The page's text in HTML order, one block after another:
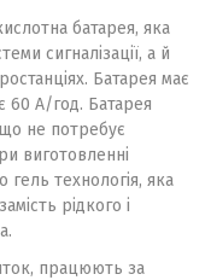
батарея, яка
сигналізації, а й
Батарея має
60 А/год. Батарея
не потребує
виготовленні
гель технологія, яка
рідкого і
працюють за